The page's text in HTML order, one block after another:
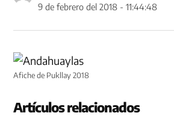
9 de febrero del 2018 - 11:44:48
Afiche de Pukllay 2018
Artículos relacionados